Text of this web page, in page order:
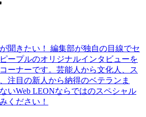
聞きたい！ 編集部が独自の目線でセ
ープルのオリジナルインタビューを
ーナーです。芸能人から文化人、ス
注目の新人から納得のベテランま
いWeb LEONならではのスペシャル
ください！